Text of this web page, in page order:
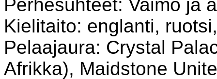
Perhesuhteet: Vaimo ja
Kielitaito: englanti,
Pelaajaura: Crystal
Afrikka), Maidstone